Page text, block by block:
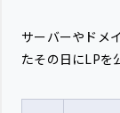
サーバーやドメ
たその日にLPを